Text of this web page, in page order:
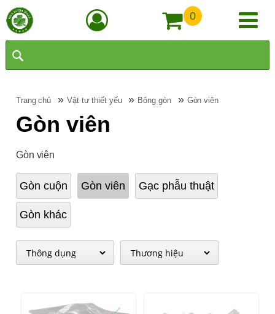
0
Trang chủ »Vật tư thiết yếu » Bông gòn » Gòn viên
Gòn viên
Gòn viên
Gòn cuộn Gòn viên Gạc phẫu thuật
Gòn khác